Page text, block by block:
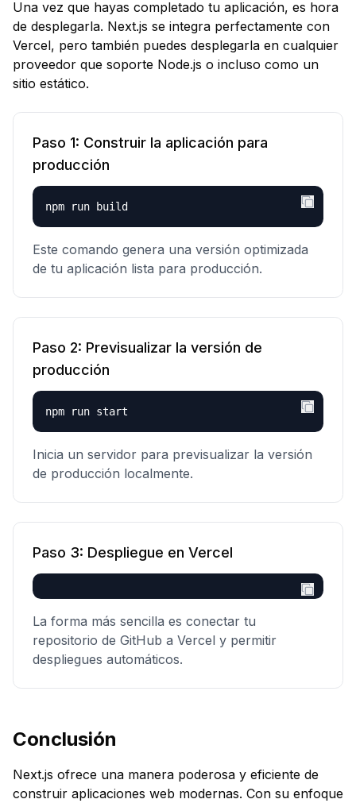
Una vez que hayas completado tu aplicación, es hora
de desplegarla. Next.js se integra perfectamente con
Vercel, pero también puedes desplegarla en cualquier
proveedor que soporte Node.js o incluso como un
sitio estático.
Paso 1: Construir la aplicación para
producción
npm run build
Este comando genera una versión optimizada
de tu aplicación lista para producción.
Paso 2: Previsualizar la versión de
producción
npm run start
Inicia un servidor para previsualizar la versión
de producción localmente.
Paso 3: Despliegue en Vercel
La forma más sencilla es conectar tu
repositorio de GitHub a Vercel y permitir
despliegues automáticos.
Conclusión
Next.js ofrece una manera poderosa y eficiente de
construir aplicaciones web modernas. Con su enfoque